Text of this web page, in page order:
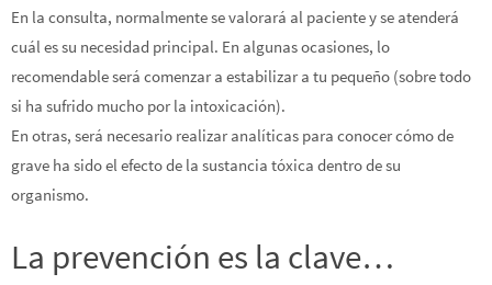
En la consulta, normalmente se valorará al paciente y se atenderá
cuál es su necesidad principal. En algunas ocasiones, lo
recomendable será comenzar a estabilizar a tu pequeño (sobre todo
si ha sufrido mucho por la intoxicación).
En otras, será necesario realizar analíticas para conocer cómo de
grave ha sido el efecto de la sustancia tóxica dentro de su
organismo.
La prevención es la clave…